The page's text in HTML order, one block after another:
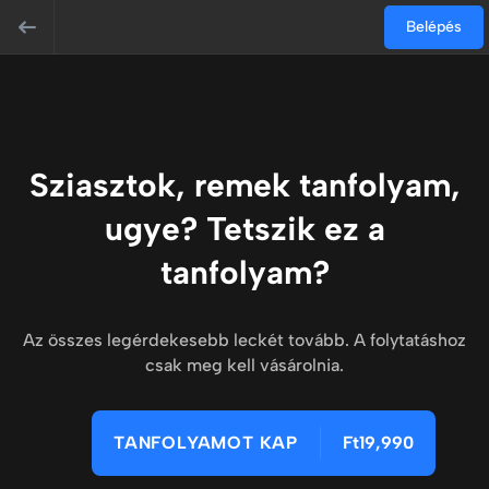
Belépés
Sziasztok, remek tanfolyam,
ugye? Tetszik ez a
tanfolyam?
Az összes legérdekesebb leckét tovább. A folytatáshoz
csak meg kell vásárolnia.
TANFOLYAMOT KAP Ft19,990